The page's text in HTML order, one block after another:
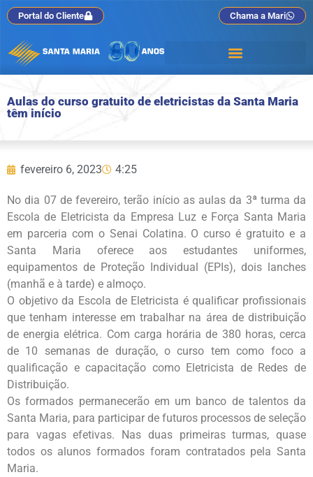
Portal do Cliente Chama a Mari
Aulas do curso gratuito de eletricistas da Santa Maria
têm início
fevereiro 6, 2023 4:25
No dia 07 de fevereiro, terão início as aulas da 3ª turma da
Escola de Eletricista da Empresa Luz e Força Santa Maria
em parceria com o Senai Colatina. O curso é gratuito e a
Santa Maria oferece aos estudantes uniformes,
equipamentos de Proteção Individual (EPIs), dois lanches
(manhã e à tarde) e almoço.
O objetivo da Escola de Eletricista é qualificar profissionais
que tenham interesse em trabalhar na área de distribuição
de energia elétrica. Com carga horária de 380 horas, cerca
de 10 semanas de duração, o curso tem como foco a
qualificação e capacitação como Eletricista de Redes de
Distribuição.
Os formados permanecerão em um banco de talentos da
Santa Maria, para participar de futuros processos de seleção
para vagas efetivas. Nas duas primeiras turmas, quase
todos os alunos formados foram contratados pela Santa
Maria.